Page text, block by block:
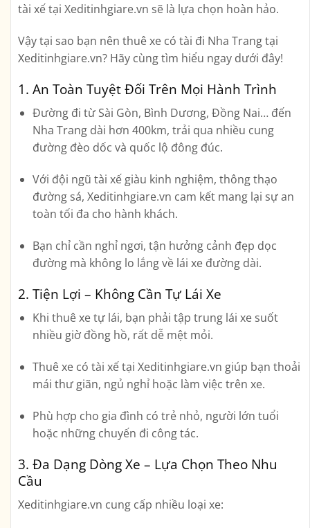
tài xế tại Xeditinhgiare.vn sẽ là lựa chọn hoàn hảo.
Vậy tại sao bạn nên thuê xe có tài đi Nha Trang tại
Xeditinhgiare.vn? Hãy cùng tìm hiểu ngay dưới đây!
1. An Toàn Tuyệt Đối Trên Mọi Hành Trình
Đường đi từ Sài Gòn, Bình Dương, Đồng Nai… đến
Nha Trang dài hơn 400km, trải qua nhiều cung
đường đèo dốc và quốc lộ đông đúc.
Với đội ngũ tài xế giàu kinh nghiệm, thông thạo
đường sá, Xeditinhgiare.vn cam kết mang lại sự an
toàn tối đa cho hành khách.
Bạn chỉ cần nghỉ ngơi, tận hưởng cảnh đẹp dọc
đường mà không lo lắng về lái xe đường dài.
2. Tiện Lợi – Không Cần Tự Lái Xe
Khi thuê xe tự lái, bạn phải tập trung lái xe suốt
nhiều giờ đồng hồ, rất dễ mệt mỏi.
Thuê xe có tài xế tại Xeditinhgiare.vn giúp bạn thoải
mái thư giãn, ngủ nghỉ hoặc làm việc trên xe.
Phù hợp cho gia đình có trẻ nhỏ, người lớn tuổi
hoặc những chuyến đi công tác.
3. Đa Dạng Dòng Xe – Lựa Chọn Theo Nhu
Cầu
Xeditinhgiare.vn cung cấp nhiều loại xe: